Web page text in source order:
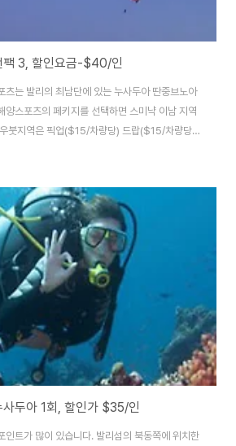
팩 3, 할인요금-$40/인
츠는 발리의 최남단에 있는 누사두아 딴중브노아
양스포츠의 페키지를 선택하면 스미냑 이남 지역
붓지역은 픽업($15/차량당) 드랍($15/차량당)
페키지에서 원하는 페키지가 없을 경우 스스로
용하는 것보다는 조금 더 비싼 편입니다.딴중브
고 할만큼 발리에서 즐길 수 있는 해양스포츠는 모
해양스포츠 회사는 20여개의 업체가 있는데 그 중
종 장비들이 새 것이고 다른 곳에는 없는 스쿠버
스쿠버다이..
두아 1회, 할인가 $35/인
인트가 많이 있습니다. 발리섬의 북동쪽에 위치한